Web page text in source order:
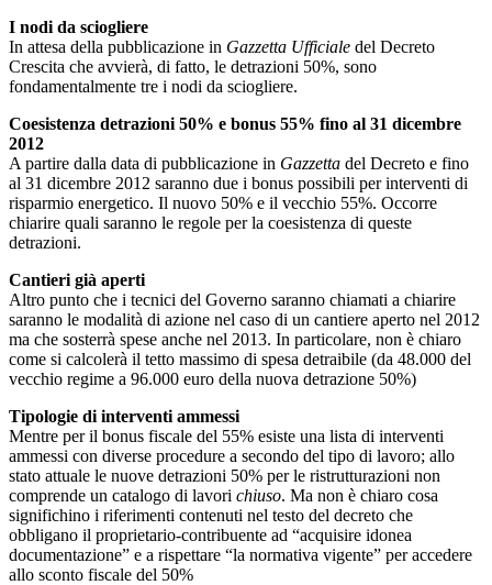
I nodi da sciogliere
In attesa della pubblicazione in Gazzetta Ufficiale del Decreto
Crescita che avvierà, di fatto, le detrazioni 50%, sono
fondamentalmente tre i nodi da sciogliere.
Coesistenza detrazioni 50% e bonus 55% fino al 31 dicembre
2012
A partire dalla data di pubblicazione in Gazzetta del Decreto e fino
al 31 dicembre 2012 saranno due i bonus possibili per interventi di
risparmio energetico. Il nuovo 50% e il vecchio 55%. Occorre
chiarire quali saranno le regole per la coesistenza di queste
detrazioni.
Cantieri già aperti
Altro punto che i tecnici del Governo saranno chiamati a chiarire
saranno le modalità di azione nel caso di un cantiere aperto nel 2012
ma che sosterrà spese anche nel 2013. In particolare, non è chiaro
come si calcolerà il tetto massimo di spesa detraibile (da 48.000 del
vecchio regime a 96.000 euro della nuova detrazione 50%)
Tipologie di interventi ammessi
Mentre per il bonus fiscale del 55% esiste una lista di interventi
ammessi con diverse procedure a secondo del tipo di lavoro; allo
stato attuale le nuove detrazioni 50% per le ristrutturazioni non
comprende un catalogo di lavori chiuso. Ma non è chiaro cosa
significhino i riferimenti contenuti nel testo del decreto che
obbligano il proprietario-contribuente ad “acquisire idonea
documentazione” e a rispettare “la normativa vigente” per accedere
allo sconto fiscale del 50%